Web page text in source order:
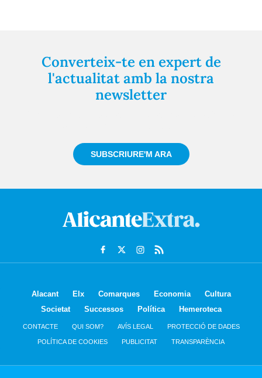
Converteix-te en expert de
l'actualitat amb la nostra
newsletter
SUBSCRIURE'M ARA
Alacant Elx Comarques Economia
Cultura
Societat
Successos Política Hemeroteca
CONTACTE QUI SOM? AVÍS LEGAL PROTECCIÓ DE DADES
POLÍTICA DE COOKIES PUBLICITAT TRANSPARÈNCIA